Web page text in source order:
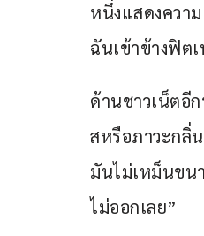
หนึ่งแสดงควา
ฉันเข้าข้างฟิต
ด้านชาวเน็ตอี
สหรือภาวะกลิ่
มันไม่เหม็นขน
ไม่ออกเลย”